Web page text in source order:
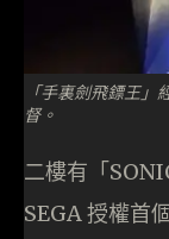
「手裏劍飛鏢王
督。
二樓有「
SEGA 授權首